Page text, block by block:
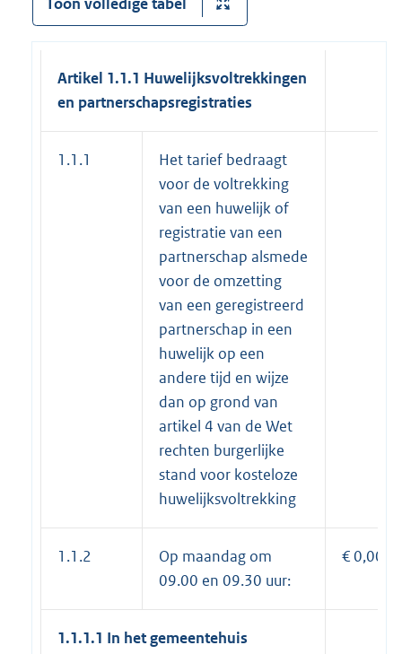
Artikel 1.1.1 Huwelijksvoltrekkingen
en partnerschapsregistraties
1.1.1
Het tarief bedraagt
voor de voltrekking
van een huwelijk of
registratie van een
partnerschap alsmede
voor de omzetting
van een geregistreerd
partnerschap in een
huwelijk op een
andere tijd en wijze
dan op grond van
artikel 4 van de Wet
rechten burgerlijke
stand voor kosteloze
huwelijksvoltrekking
1.1.2
Op maandag om
09.00 en 09.30 uur:
€ 0,00
1.1.1.1 In het gemeentehuis